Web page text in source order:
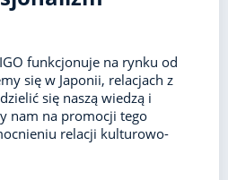
funkcjonuje na rynku od
się w Japonii, relacjach z
się naszą wiedzą i
nam na promocji tego
relacji kulturowo-